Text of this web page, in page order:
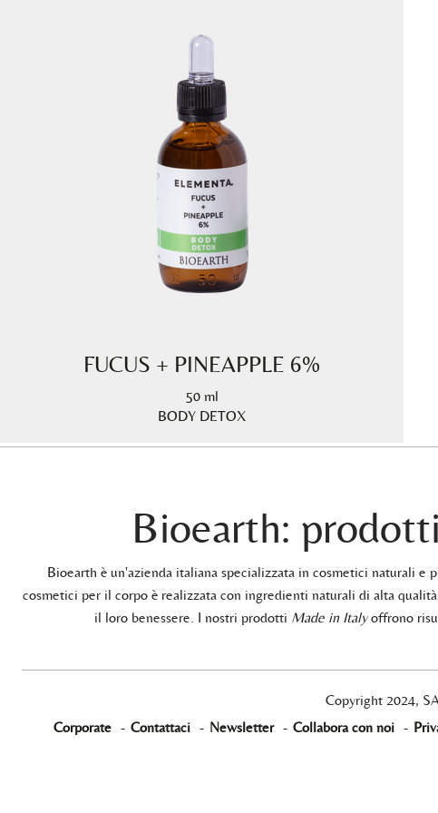
FUCUS + PINEAPPLE 6%
50 ml
BODY DETOX
Bioearth:
Bioearth è un'azienda italiana specializzata in cosmetici naturali e
cosmetici per il corpo è realizzata con ingredienti naturali di alta
il loro benessere. I nostri prodotti Made in Italyoffrono
Copyright 2024,
Corporate - Contattaci - Newsletter - Collabora con noi -